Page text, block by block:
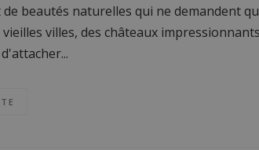
beautés naturelles qui ne demandent
villes, des châteaux